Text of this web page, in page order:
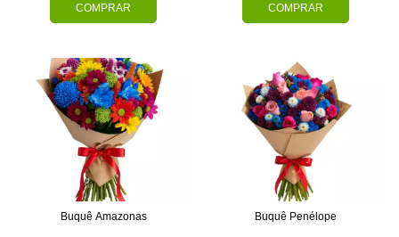
COMPRAR COMPRAR
Buquê Amazonas Buquê Penélope